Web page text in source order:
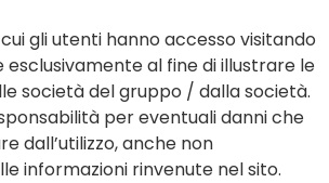
gli utenti hanno accesso visitando
esclusivamente al fine di illustrare le
società del gruppo / dalla società.
per eventuali danni che
dall’utilizzo, anche non
informazioni rinvenute nel sito.